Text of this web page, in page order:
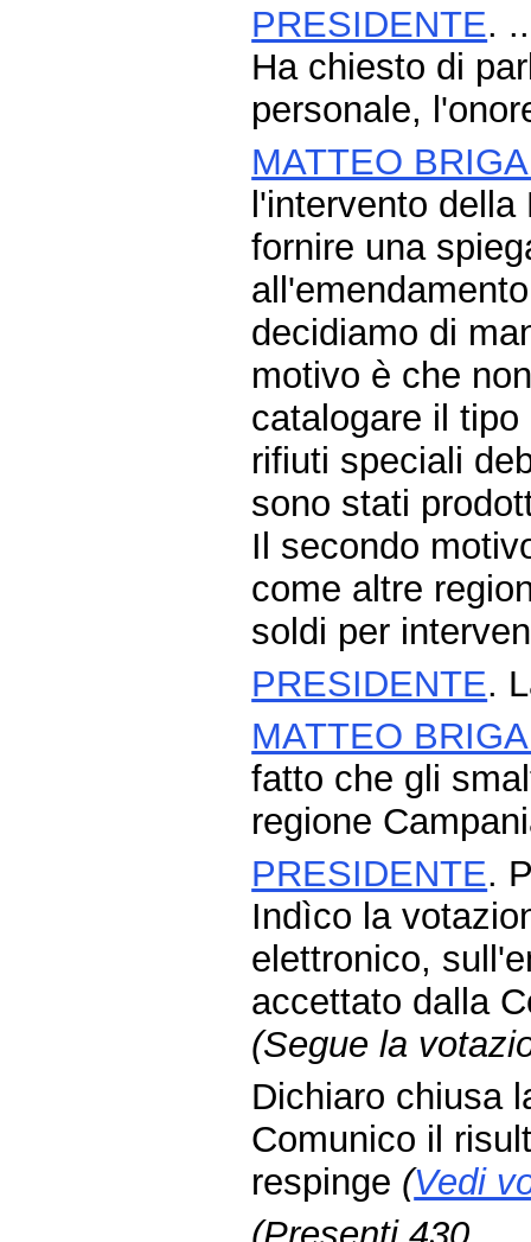
PRESIDENTE.
Ha chiesto di
personale,
MATTEO
l'intervento
fornire una
decidiamo di
motivo è che
catalogare il
rifiuti speciali
sono stati
Il secondo
come altre
soldi per
PRESIDENTE.
MATTEO
fatto che gli
regione
PRESIDENTE.
Indìco la
elettronico,
accettato dalla
(Segue la
Dichiaro chiusa
Comunico il
respinge (Vedi